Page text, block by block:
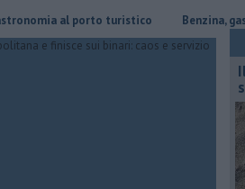
al porto turistico ​Benzina, gasolio,